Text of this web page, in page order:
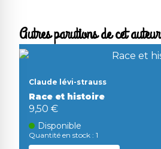
Autres parutions de cet auteur
Claude lévi-strauss
Race et histoire
9,50 €
Disponible
Quantité en stock : 1